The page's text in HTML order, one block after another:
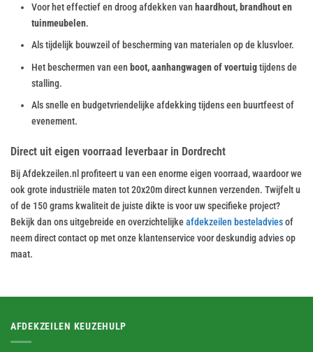
Voor het effectief en droog afdekken van haardhout, brandhout en
tuinmeubelen.
Als tijdelijk bouwzeil of bescherming van materialen op de klusvloer.
Het beschermen van een boot, aanhangwagen of voertuigtijdens de
stalling.
Als snelle en budgetvriendelijke afdekking tijdens een buurtfeest of
evenement.
Direct uit eigen voorraad leverbaar in Dordrecht
Bij Afdekzeilen.nl profiteert u van een enorme eigen voorraad, waardoor we
ook grote industriële maten tot 20x20m direct kunnen verzenden. Twijfelt u
of de 150 grams kwaliteit de juiste dikte is voor uw specifieke project?
Bekijk dan ons uitgebreide en overzichtelijkeafdekzeilen besteladviesof
neem direct contact op met onze klantenservice voor deskundig advies op
maat.
AFDEKZEILEN KEUZEHULP